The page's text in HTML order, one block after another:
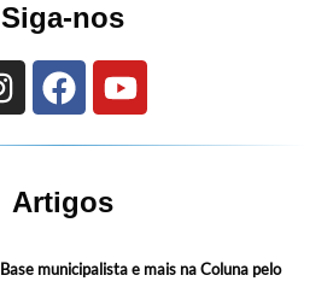
Siga-nos
Artigos
Base municipalista e mais na Coluna pelo